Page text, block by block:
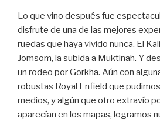
Lo que vino después fue
disfrute de una de las mejores
ruedas que haya vivido nunca. El
Jomsom, la subida a Muktinah. Y
un rodeo por Gorkha. Aún con
robustas Royal Enfield que
medios, y algún que otro extravío
aparecían en los mapas, logramos